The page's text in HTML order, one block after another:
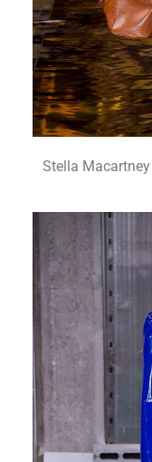
Stella